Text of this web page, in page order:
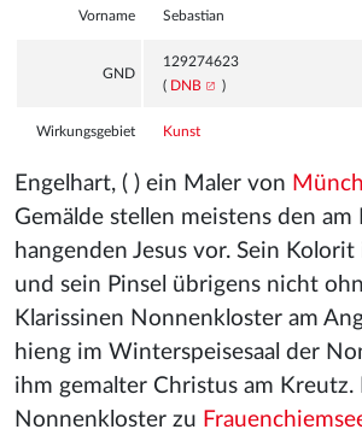
Vorname Sebastian
GND
129274623
( DNB )
Wirkungsgebiet Kunst
Engelhart, ( ) ein Maler von
Gemälde stellen meistens den am
hangenden Jesus vor. Sein
und sein Pinsel übrigens nicht
Klarissinen Nonnenkloster am
hieng im Winterspeisesaal der
ihm gemalter Christus am Kreutz.
Nonnenkloster zu